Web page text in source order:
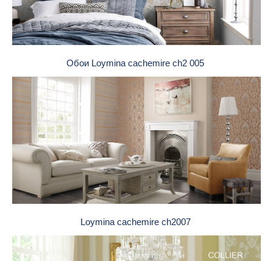
Обои Loymina cachemire ch2 005
Loymina cachemire ch2007